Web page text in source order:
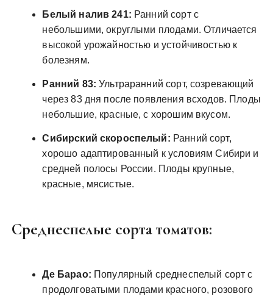
Белый налив 241: Ранний сорт с
небольшими, округлыми плодами. Отличается
высокой урожайностью и устойчивостью к
болезням.
Ранний 83: Ультраранний сорт, созревающий
через 83 дня после появления всходов. Плоды
небольшие, красные, с хорошим вкусом.
Сибирский скороспелый: Ранний сорт,
хорошо адаптированный к условиям Сибири и
средней полосы России. Плоды крупные,
красные, мясистые.
Среднеспелые сорта томатов:
Де Барао: Популярный среднеспелый сорт с
продолговатыми плодами красного, розового